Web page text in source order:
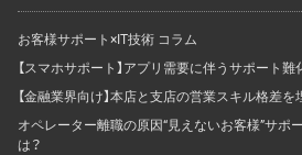
お客様サポート×IT技術 コラム
【スマホサポート】アプリ需要に伴うサポート
【金融業界向け】本店と支店の営業スキル格差
オペレーター離職の原因“見えないお客様”サポ
は？